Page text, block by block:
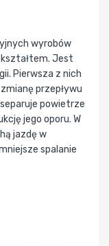
wyrobów
kształtem. Jest
Pierwsza z nich
przepływu
powietrze
jego oporu. W
jazdę w
spalanie